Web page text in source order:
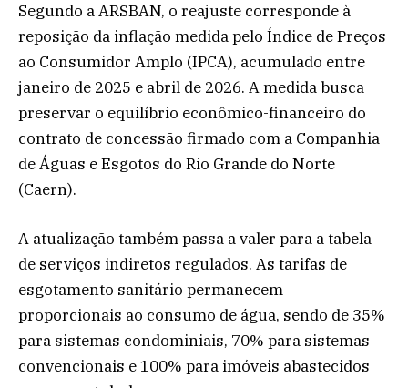
Segundo a ARSBAN, o reajuste corresponde à
reposição da inflação medida pelo Índice de Preços
ao Consumidor Amplo (IPCA), acumulado entre
janeiro de 2025 e abril de 2026. A medida busca
preservar o equilíbrio econômico-financeiro do
contrato de concessão firmado com a Companhia
de Águas e Esgotos do Rio Grande do Norte
(Caern).
A atualização também passa a valer para a tabela
de serviços indiretos regulados. As tarifas de
esgotamento sanitário permanecem
proporcionais ao consumo de água, sendo de 35%
para sistemas condominiais, 70% para sistemas
convencionais e 100% para imóveis abastecidos